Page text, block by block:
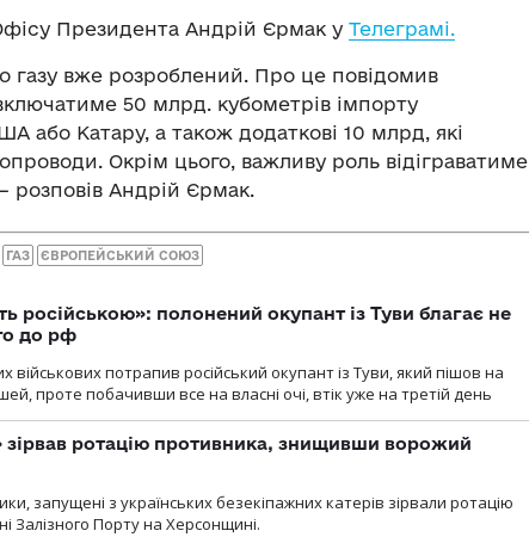
Президента Андрій Єрмак у Телеграмі.
газу вже розроблений. Про це повідомив
50 млрд. кубометрів імпорту
або Катару, а також додаткові 10 млрд, які
Окрім цього, важливу роль відіграватиме
розповів Андрій Єрмак.
ГАЗ ЄВРОПЕЙСЬКИЙ СОЮЗ
російською»: полонений окупант із Туви благає не
до рф
військових потрапив російський окупант із Туви, який пішов на
проте побачивши все на власні очі, втік уже на третій день
зірвав ротацію противника, знищивши ворожий
запущені з українських безекіпажних катерів зірвали ротацію
Залізного Порту на Херсонщині.